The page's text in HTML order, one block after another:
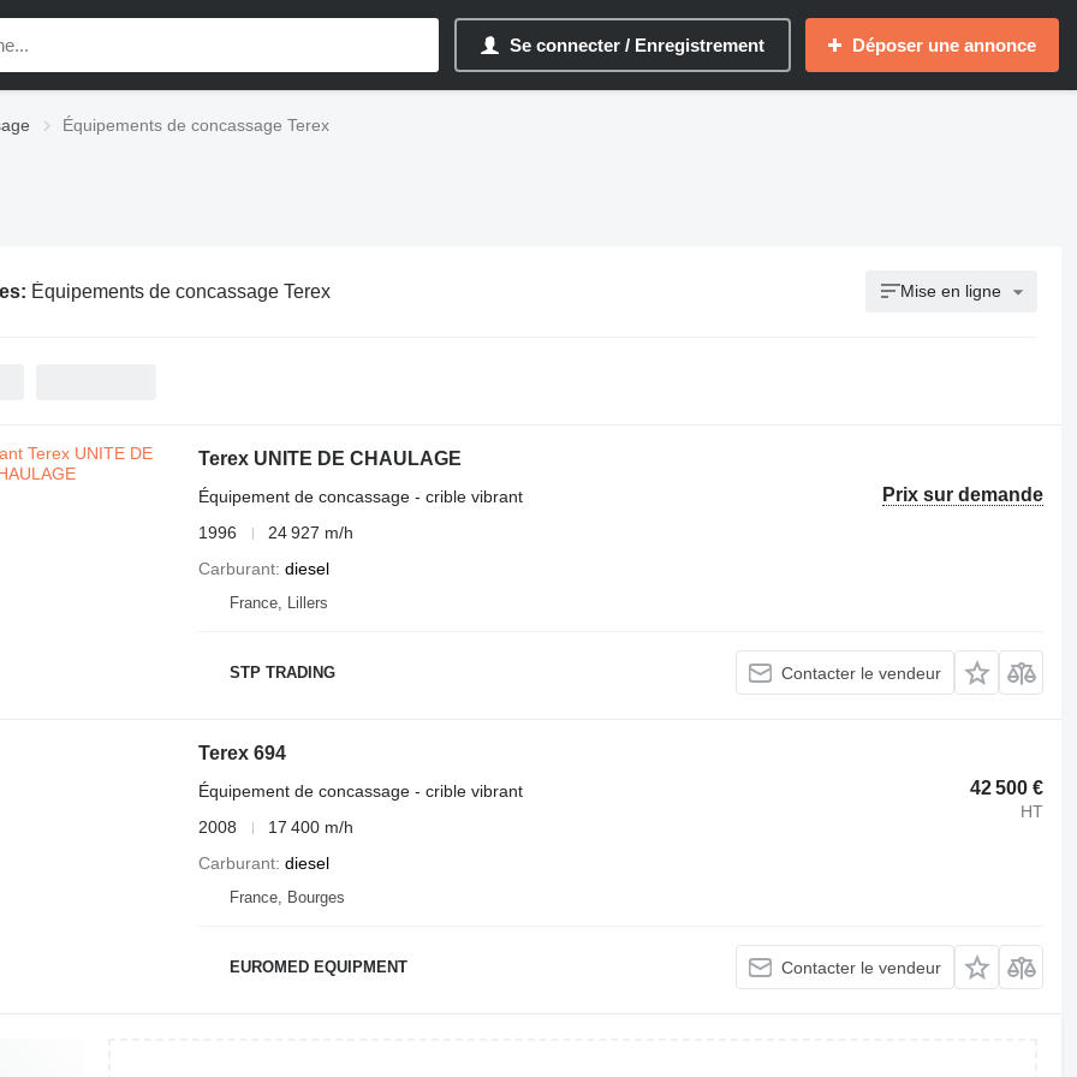
Se connecter / Enregistrement Déposer une annonce
Équipements de concassage Terex
Équipements de concassage Terex Mise en ligne
Terex UNITE DE CHAULAGE
Prix sur demande
Équipement de concassage - crible vibrant
1996
24 927 m/h
Carburant diesel
France, Lillers
STP TRADING Contacter le vendeur
Terex 694
42 500 €
HT
Équipement de concassage - crible vibrant
2008
17 400 m/h
Carburant diesel
France, Bourges
EUROMED EQUIPMENT Contacter le vendeur